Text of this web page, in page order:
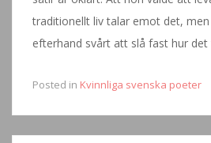
traditionellt liv talar emot det,
efterhand svårt att slå fast hur det
Posted in Kvinnliga svenska poeter